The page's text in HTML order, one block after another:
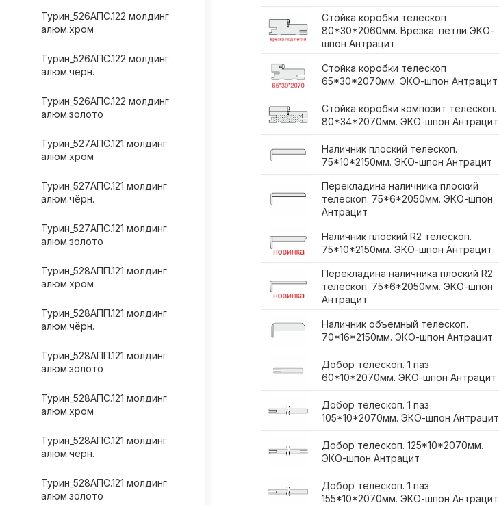
Турин_526АПС.122 молдинг
алюм.хром
Турин_526АПС.122 молдинг
алюм.чёрн.
Турин_526АПС.122 молдинг
алюм.золото
Турин_527АПС.121 молдинг
алюм.хром
Турин_527АПС.121 молдинг
алюм.чёрн.
Турин_527АПС.121 молдинг
алюм.золото
Турин_528AПП.121 молдинг
алюм.хром
Турин_528AПП.121 молдинг
алюм.чёрн.
Турин_528AПП.121 молдинг
алюм.золото
Турин_528AПС.121 молдинг
алюм.хром
Турин_528AПС.121 молдинг
алюм.чёрн.
Турин_528AПС.121 молдинг
алюм.золото
Стойка коробки телескоп
80*30*2060мм. Врезка: петли ЭКО-
шпон Антрацит
Стойка коробки телескоп
65*30*2070мм. ЭКО-шпон Антрацит
Стойка коробки композит телескоп.
80*34*2070мм. ЭКО-шпон Антрацит
Наличник плоский телескоп.
75*10*2150мм. ЭКО-шпон Антрацит
Перекладина наличника плоский
телескоп. 75*6*2050мм. ЭКО-шпон
Антрацит
Наличник плоский R2 телескоп.
75*10*2150мм. ЭКО-шпон Антрацит
Перекладина наличника плоский R2
телескоп. 75*6*2050мм. ЭКО-шпон
Антрацит
Наличник объемный телескоп.
70*16*2150мм. ЭКО-шпон Антрацит
Добор телескоп. 1 паз
60*10*2070мм. ЭКО-шпон Антрацит
Добор телескоп. 1 паз
105*10*2070мм. ЭКО-шпон Антрацит
Добор телескоп. 125*10*2070мм.
ЭКО-шпон Антрацит
Добор телескоп. 1 паз
155*10*2070мм. ЭКО-шпон Антрацит